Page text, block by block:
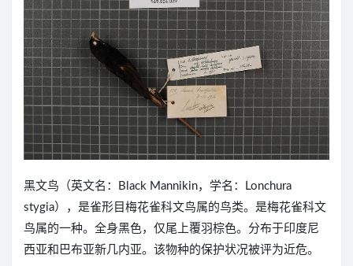
黑文鸟（英文名：Black Mannikin，学名：Lonchura
stygia），是雀形目梅花雀科文鸟属的鸟类。是梅花雀科文
鸟属的一种。全身黑色，仅尾上覆羽棕色。分布于印度尼
西亚和巴布亚新几内亚。该物种的保护状况被评为近危。